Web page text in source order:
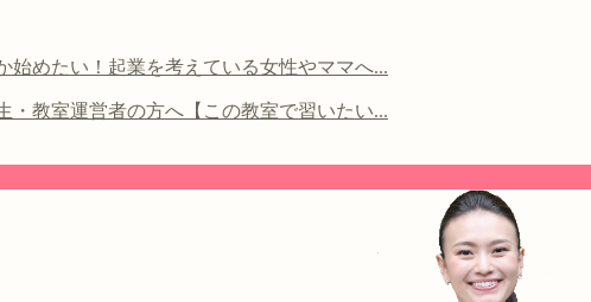
始めたい！起業を考えている女性やママへ...
教室運営者の方へ【この教室で習いたい...